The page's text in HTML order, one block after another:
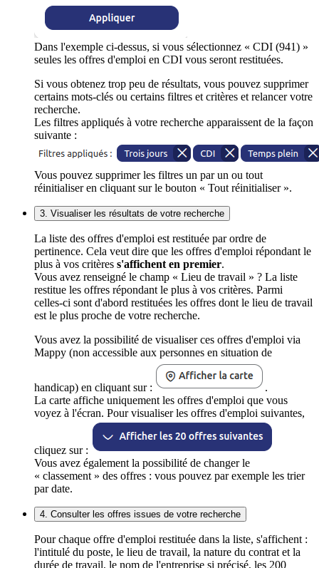
Dans l'exemple ci-dessus, si vous sélectionnez « CDI (941) »
seules les offres d'emploi en CDI vous seront restituées.
Si vous obtenez trop peu de résultats, vous pouvez supprimer
certains mots-clés ou certains filtres et critères et relancer votre
recherche.
Les filtres appliqués à votre recherche apparaissent de la façon
suivante :
Vous pouvez supprimer les filtres un par un ou tout
réinitialiser en cliquant sur le bouton « Tout réinitialiser ».
3. Visualiser les résultats de votre recherche
La liste des offres d'emploi est restituée par ordre de
pertinence. Cela veut dire que les offres d'emploi répondant le
plus à vos critères s'affichent en premier.
Vous avez renseigné le champ « Lieu de travail » ? La liste
restitue les offres répondant le plus à vos critères. Parmi
celles-ci sont d'abord restituées les offres dont le lieu de travail
est le plus proche de votre recherche.
Vous avez la possibilité de visualiser ces offres d'emploi via
Mappy (non accessible aux personnes en situation de
handicap) en cliquant sur :
.
La carte affiche uniquement les offres d'emploi que vous
voyez à l'écran. Pour visualiser les offres d'emploi suivantes,
cliquez sur :
Vous avez également la possibilité de changer le
« classement » des offres : vous pouvez par exemple les trier
par date.
4. Consulter les offres issues de votre recherche
Pour chaque offre d'emploi restituée dans la liste, s'affichent :
l'intitulé du poste, le lieu de travail, la nature du contrat et la
durée de travail, le nom de l'entreprise si précisé, les 200